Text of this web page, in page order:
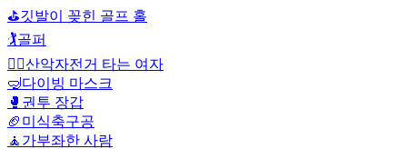
⛳깃발이 꽂힌 골프 홀
🏌️골퍼
🚵‍♀️산악자전거 타는 여자
🤿다이빙 마스크
🥊 권투 장갑
🏈 미식축구공
🧘 가부좌한 사람